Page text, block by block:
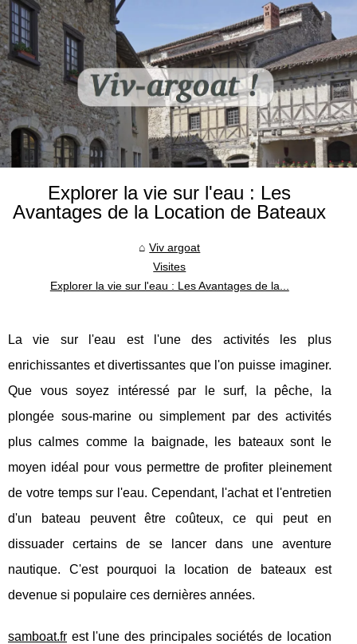
Explorer la vie sur l'eau : Les
Avantages de la Location de Bateaux
Viv argoat
Visites
Explorer la vie sur l'eau : Les Avantages de la...
La vie sur l'eau est l'une des activités les plus
enrichissantes et divertissantes que l'on puisse imaginer.
Que vous soyez intéressé par le surf, la pêche, la
plongée sous-marine ou simplement par des activités
plus calmes comme la baignade, les bateaux sont le
moyen idéal pour vous permettre de profiter pleinement
de votre temps sur l'eau. Cependant, l'achat et l'entretien
d'un bateau peuvent être coûteux, ce qui peut en
dissuader certains de se lancer dans une aventure
nautique. C'est pourquoi la location de bateaux est
devenue si populaire ces dernières années.
samboat.fr est l'une des principales sociétés de location